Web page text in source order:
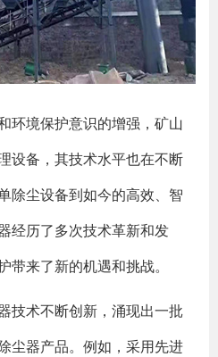
环境保护意识的增强，矿山
设备，其技术水平也在不断
除尘设备到如今的高效、智
经历了多次技术革新和发
带来了新的机遇和挑战。
技术不断创新，涌现出一批
尘器产品。例如，采用先进